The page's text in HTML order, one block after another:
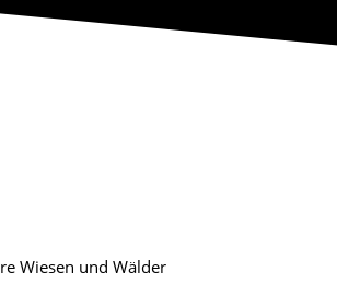
Wiesen und Wälder